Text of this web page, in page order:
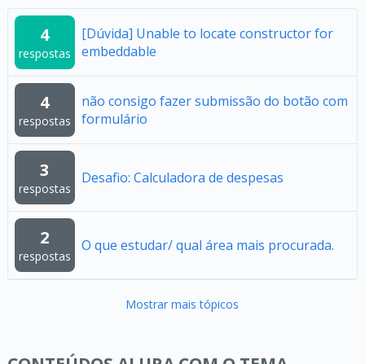
4
respostas
[Dúvida] Unable to locate constructor for
embeddable
4
respostas
não consigo fazer submissão do botão com
formulário
3
respostas
Desafio: Calculadora de despesas
2
respostas
O que estudar/ qual área mais procurada.
Mostrar mais tópicos